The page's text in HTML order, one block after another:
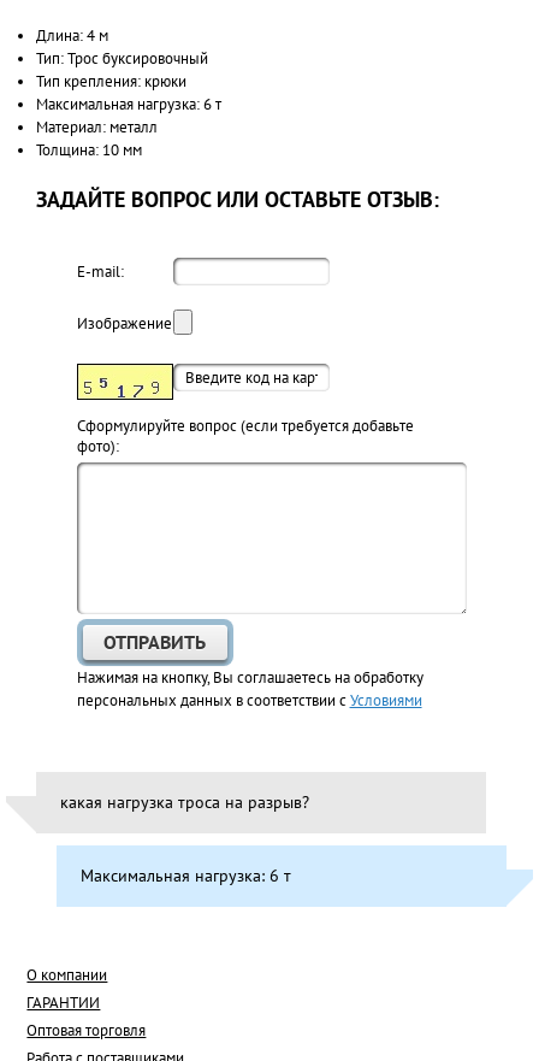
Длина: 4 м
Тип: Трос буксировочный
Тип крепления: крюки
Максимальная нагрузка: 6 т
Материал: металл
Толщина: 10 мм
ЗАДАЙТЕ ВОПРОС ИЛИ ОСТАВЬТЕ ОТЗЫВ:
E-mail:
Изображение:
Cформулируйте вопрос (если требуется добавьте
фото):
Нажимая на кнопку, Вы соглашаетесь на обработку
персональных данных в соответствии сУсловиями
какая нагрузка троса на разрыв?
Максимальная нагрузка: 6 т
О компании
ГАРАНТИИ
Оптовая торговля